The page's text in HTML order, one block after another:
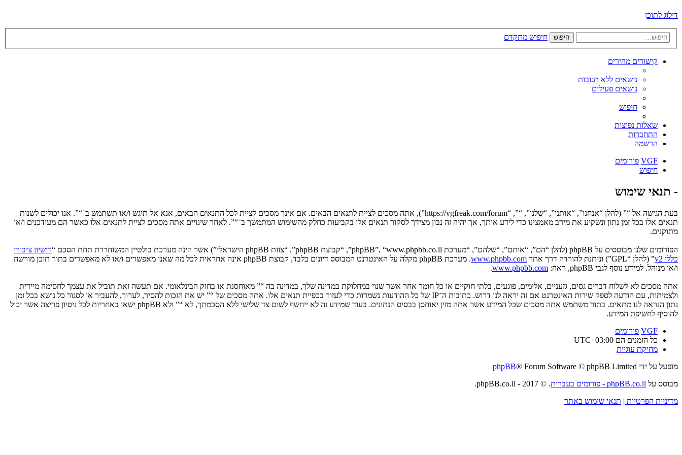
דילוג לתוכן
חיפוש חיפוש מתקדם
קישורים מהירים
נושאים ללא תגובות
נושאים פעילים
חיפוש
שאלות נפוצות
התחברות
הרשמה
VGF פורומים
חיפוש
- תנאי שימוש
בעת הגישה אל “” (להלן “אנחנו”, “אותנו”, “שלנו”, “”, “https://vgfreak.com/forum”), אתה מסכים לציית לתנאים הבאים. אם אינך מסכים לציית לכל התנאים הבאים, אנא אל תיגש ו/או תשתמש ב־“”. אנו יכולים לשנות
תנאים אלו בכל זמן נתון ונשקיע את מירב מאמצינו כדי לידע אותך, אך יהיה זה נבון מצידך לסקור תנאים אלו בקביעות כחלק מהשימוש המתמשך ב־“”. לאחר שינויים אתה מסכים לציית לתנאים אלו כאשר הם מעודכנים ו/או
מתוקנים.
הפורומים שלנו מבוססים על phpBB (להלן “הם”, “אותם”, “שלהם”, “מערכת phpBB”, “www.phpbb.co.il”, “קבוצת phpBB”, “צוות phpBB הישראלי”) אשר הינה מערכת בולטיין המשוחררת תחת הסכם “
רישיון ציבורי
כללי v2
” (להלן “GPL”) וניתנת להורדה דרך אתר www.phpbb.com
. מערכת phpBB מקלה על האינטרנט המבוסס דיונים בלבד, קבוצת phpBB אינה אחראית לכל מה שאנו מאפשרים ו/או לא מאפשרים בתור תוכן מורשה
ו/או מנוהל. למידע נוסף לגבי phpBB, ראה:
www.phpbb.com
.
אתה מסכים לא לשלוח דברים גסים, גזעניים, אלימים, פוגעים, בלתי חוקיים או כל חומר אחר אשר שנוי במחלוקת במדינה שלך, במדינה בה “” מאוחסנת או בחוק הבינלאומי. אם תעשה זאת תוביל את עצמך לחסימה מיידית
ולצמיתות, עם הודעה לספק שירות האינטרנט אם זה יראה לנו דרוש. כתובות ה־IP של כל ההודעות נשמרות כדי לעזור בכפיית תנאים אלו. אתה מסכים של “” יש את הזכות להסיר, לערוך, להעביר או לסגור כל נושא בכל זמן
נתון הנראה לנו מתאים. בתור משתמש אתה מסכים שכל המידע אשר אתה מזין יאוחסן בבסיס הנתונים. בעוד שמידע זה לא ייחשף לשום צד שלישי ללא הסכמתך, לא “” ולא phpBB ישאו באחריות לכל ניסיון פריצה אשר יכול
להוסיף לחשיפת המידע.
VGF פורומים
כל הזמנים הם UTC+03:00
מחיקת עוגיות
מופעל על ידי
phpBB® Forum Software © phpBB Limited
מבוסס על phpBB.co.il - פורומים בעברית
. © 2017 - phpBB.co.il.
מדיניות הפרטיות | תנאי שימוש באתר